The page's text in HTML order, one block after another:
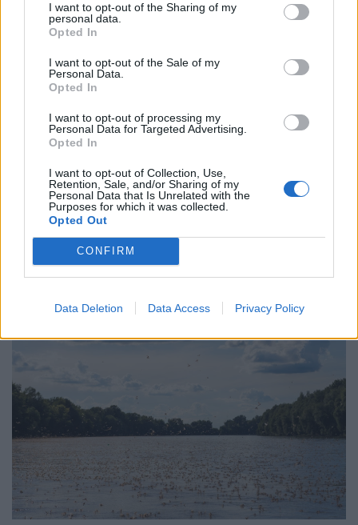
I want to opt-out of the Sharing of my
personal data.
Opted In
I want to opt-out of the Sale of my
Personal Data.
Opted In
I want to opt-out of processing my
Personal Data for Targeted Advertising.
Opted In
I want to opt-out of Collection, Use,
Retention, Sale, and/or Sharing of my
Personal Data that Is Unrelated with the
Purposes for which it was collected.
Opted Out
CONFIRM
Data Deletion Data Access Privacy Policy
környéken.
Újabb közkedvelt strandon rendeltek el fürdési
tilalmat: súlyos a vízminőség-romlás
A Szent Anna-tó Közép- és Kelet-Európa egyetlen
épségben fennmaradt vulkáni krátertava.